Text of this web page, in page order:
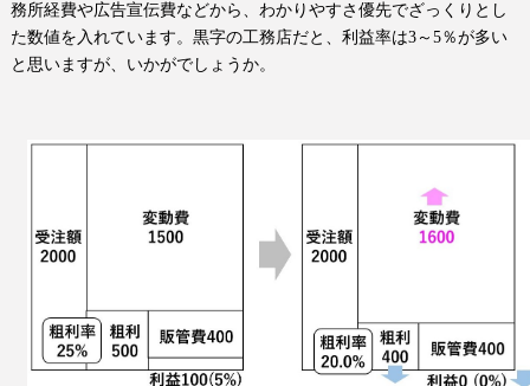
務所経費や広告宣伝費などから、わかりやすさ優先でざっくりとし
た数値を入れています。黒字の工務店だと、利益率は3 ～ 5％が多い
と思いますが、いかがでしょうか。